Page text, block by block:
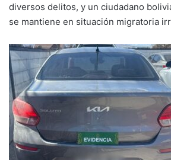
diversos delitos, y un ciudadano
se mantiene en situación migratoria